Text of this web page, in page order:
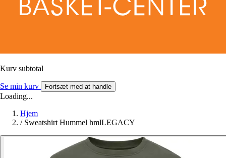
Kurv subtotal
Se min kurv Fortsæt med at handle
Loading...
Hjem
/ Sweatshirt Hummel hmlLEGACY